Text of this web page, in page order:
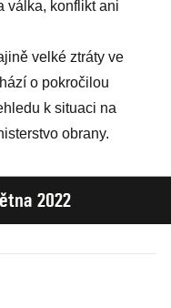
válka, konflikt ani
velké ztráty ve
o pokročilou
k situaci na
obrany.
2022